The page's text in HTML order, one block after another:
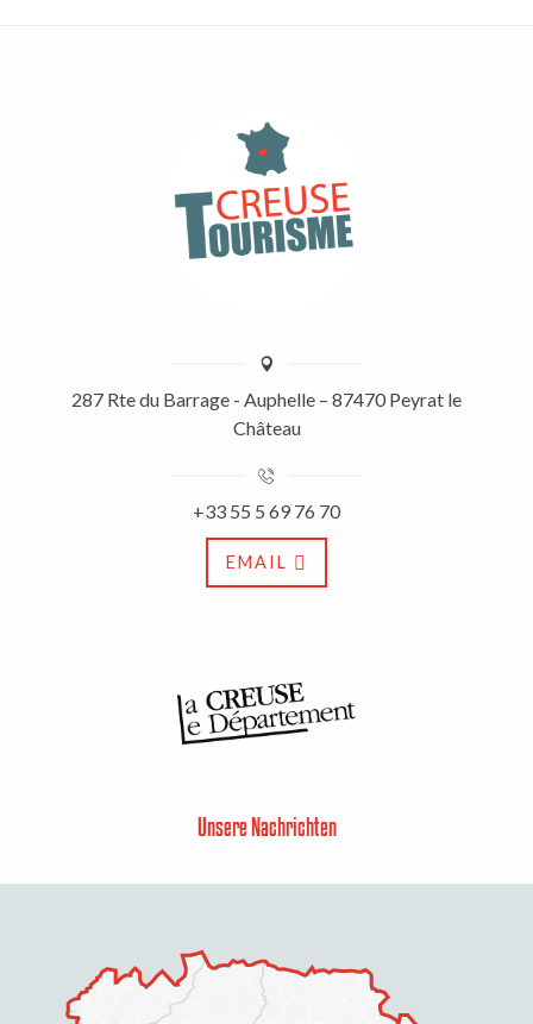
287 Rte du Barrage - Auphelle – 87470 Peyrat le
Château
+33 55 5 69 76 70
EMAIL
Unsere Nachrichten